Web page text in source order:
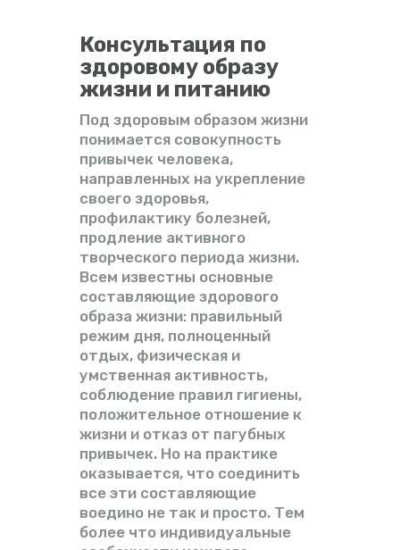
Консультация по
здоровому образу
жизни и питанию
Под здоровым образом жизни
понимается совокупность
привычек человека,
направленных на укрепление
своего здоровья,
профилактику болезней,
продление активного
творческого периода жизни.
Всем известны основные
составляющие здорового
образа жизни: правильный
режим дня, полноценный
отдых, физическая и
умственная активность,
соблюдение правил гигиены,
положительное отношение к
жизни и отказ от пагубных
привычек. Но на практике
оказывается, что соединить
все эти составляющие
воедино не так и просто. Тем
более что индивидуальные